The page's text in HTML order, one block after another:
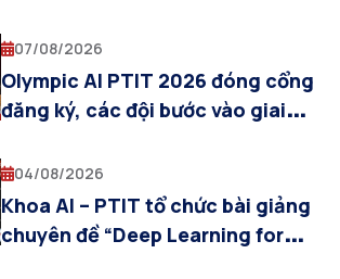
chuyên ngành
07/08/2026
Olympic AI PTIT 2026 đóng cổng
đăng ký, các đội bước vào giai
04/08/2026
Khoa AI – PTIT tổ chức bài giảng
chuyên đề “Deep Learning for